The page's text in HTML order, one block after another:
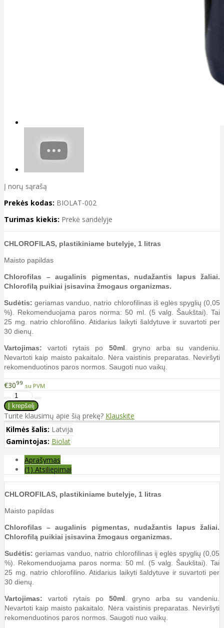
Į norų sąrašą
Prekės kodas: BIOLAT-002
Turimas kiekis: Prekė sandėlyje
CHLOROFILAS, plastikiniame butelyje, 1 litras
Maisto papildas
Chlorofilas – augalinis pigmentas, nudažantis lapus žaliai.
Chlorofilą puikiai įsisavina žmogaus organizmas.
Sudėtis: geriamas vanduo, natrio chlorofilinas iš eglės spyglių (0,05
%). Rekomenduojama paros norma: 50 ml. (5 valg. Šaukštai). Tai
25 mg. natrio chlorofilino. Atidarius laikyti šaldytuve ir suvartoti per
30 dienų.
Vartojimas:vartoti rytais po 50ml . gryno arba su vandeniu.
Nevartoti kaip maisto pakaitalo. Nėra vaistinis preparatas. Neviršyti
rekomenduotinos paros normos. Saugoti nuo vaikų.
€3099 su PVM
Turite klausimų apie šią prekę? Klauskite
Kilmės šalis: Latvija
Gamintojas: Biolat
Aprašymas
(1) Atsiliepimai
CHLOROFILAS, plastikiniame butelyje, 1 litras
Maisto papildas
Chlorofilas – augalinis pigmentas, nudažantis lapus žaliai.
Chlorofilą puikiai įsisavina žmogaus organizmas.
Sudėtis: geriamas vanduo, natrio chlorofilinas iį eglės spyglių (0,05
%). Rekomenduojama paros norma: 50 ml. (5 valg. Šaukštai). Tai
25 mg. natrio chlorofilino. Atidarius laikyti šaldytuve ir suvartoti per
30 dienų.
Vartojimas: vartoti rytais po 50ml . gryno arba su vandeniu.
Nevartoti kaip maisto pakaitalo. Nėra vaistinis preparatas. Neviršyti
rekomenduotinos paros normos. Saugoti nuo vaikų.